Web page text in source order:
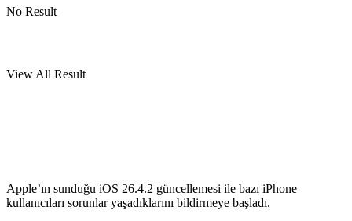
No Result
View All Result
Apple’ın sunduğu iOS 26.4.2 güncellemesi ile bazı iPhone
kullanıcıları sorunlar yaşadıklarını bildirmeye başladı.